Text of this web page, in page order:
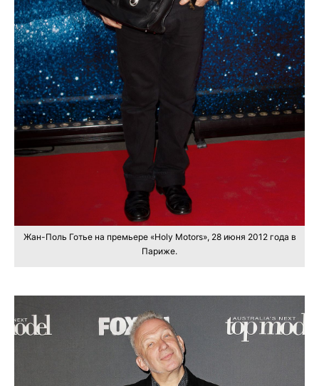
Жан-Поль Готье на премьере «Holy Motors», 28 июня 2012 года в
Париже.